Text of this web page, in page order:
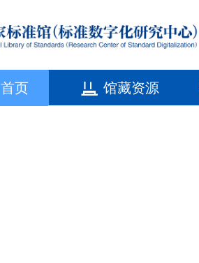
首页 馆藏资源